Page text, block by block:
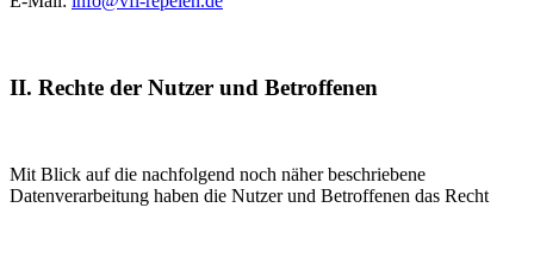
II. Rechte der Nutzer und Betroffenen
Mit Blick auf die nachfolgend noch näher beschriebene
Datenverarbeitung haben die Nutzer und Betroffenen das Recht